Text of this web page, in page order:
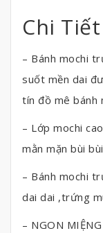
Chi
– Bánh mochi
suốt mền dai
tín đồ mê bánh
– Lớp mochi
mằn mặn bùi
– Bánh mochi
dai dai ,trứng
– NGON